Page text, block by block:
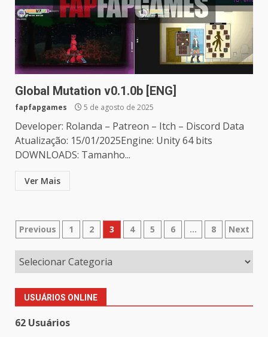
Global Mutation v0.1.0b [ENG]
fapfapgames 5 de agosto de 2025
Developer: Rolanda – Patreon – Itch – Discord Data
Atualização: 15/01/2025Engine: Unity 64 bits
DOWNLOADS: Tamanho...
Ver Mais
Paginação
de
posts
Previous 1 2 3 4 5 6 … 8 Next
USUÁRIOS ONLINE
62 Usuários